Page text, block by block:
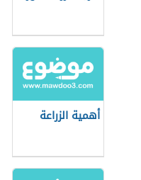
أهمية الزراعة